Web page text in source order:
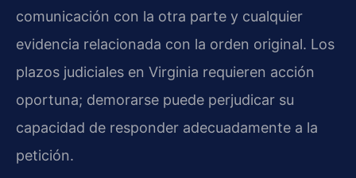
comunicación con la otra parte y cualquier
evidencia relacionada con la orden original. Los
plazos judiciales en Virginia requieren acción
oportuna; demorarse puede perjudicar su
capacidad de responder adecuadamente a la
petición.